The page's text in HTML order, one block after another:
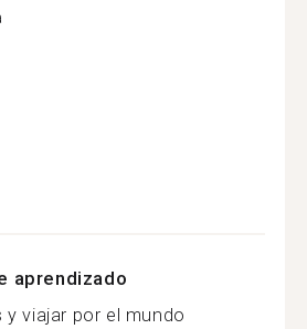
aprendizado
y viajar por el mundo